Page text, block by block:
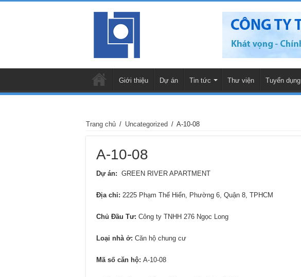
Giới thiệu Dự án Tin tức Thư viện Tuyển dụng
Trang chủ / Uncategorized / A-10-08
A-10-08
Dự án: GREEN RIVER APARTMENT
Địa chỉ: 2225 Phạm Thế Hiển, Phường 6, Quận 8, TPHCM
Chủ Đầu Tư: Công ty TNHH 276 Ngọc Long
Loại nhà ở: Căn hộ chung cư
Mã số căn hộ: A-10-08